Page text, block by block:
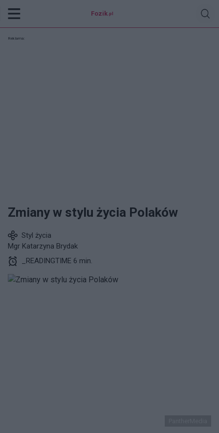
Fozik .pl
Reklama:
Zmiany w stylu życia Polaków
Styl życia
Mgr Katarzyna Brydak
_READINGTIME 6 min.